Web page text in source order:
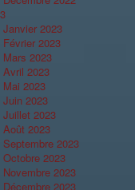
Janvier 2023
Février 2023
Mars 2023
Avril 2023
Mai 2023
Juin 2023
Juillet 2023
Août 2023
Septembre 2023
Octobre 2023
Novembre 2023
Décembre 2023